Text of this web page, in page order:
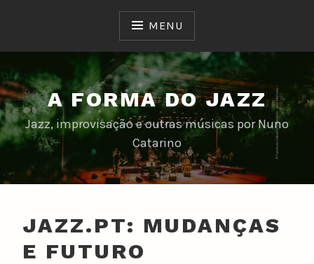
MENU
A FORMA DO JAZZ
Jazz, improvisação e outras músicas por Nuno
Catarino
JAZZ.PT: MUDANÇAS
E FUTURO